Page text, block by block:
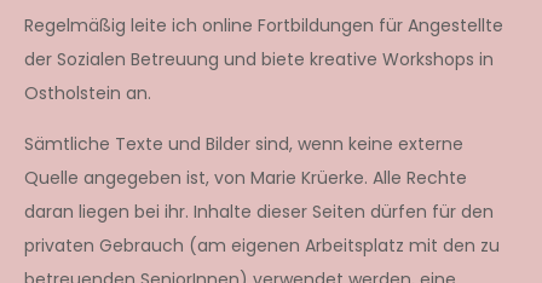
Regelmäßig leite ich online Fortbildungen für Angestellte
der Sozialen Betreuung und biete kreative Workshops in
Ostholstein an.
Sämtliche Texte und Bilder sind, wenn keine externe
Quelle angegeben ist, von Marie Krüerke. Alle Rechte
daran liegen bei ihr. Inhalte dieser Seiten dürfen für den
privaten Gebrauch (am eigenen Arbeitsplatz mit den zu